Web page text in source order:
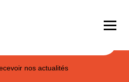
nos actualités